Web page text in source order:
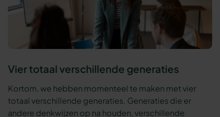
Vier totaal verschillende generaties
Kortom, we hebben momenteel te maken met vier
totaal verschillende generaties. Generaties die er
andere denkwijzen op na houden, verschillende